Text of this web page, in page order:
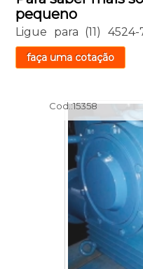
pequeno
Ligue para (11)
faça uma cotação
Cod.:15358